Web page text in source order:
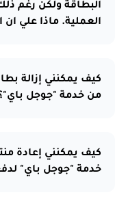
البطاقة ولكن رغم
العملية. ماذا علي ان
كيف يمكنني إزالة
من خدمة "جوجل
كيف يمكنني إعادة
خدمة "جوجل باي"